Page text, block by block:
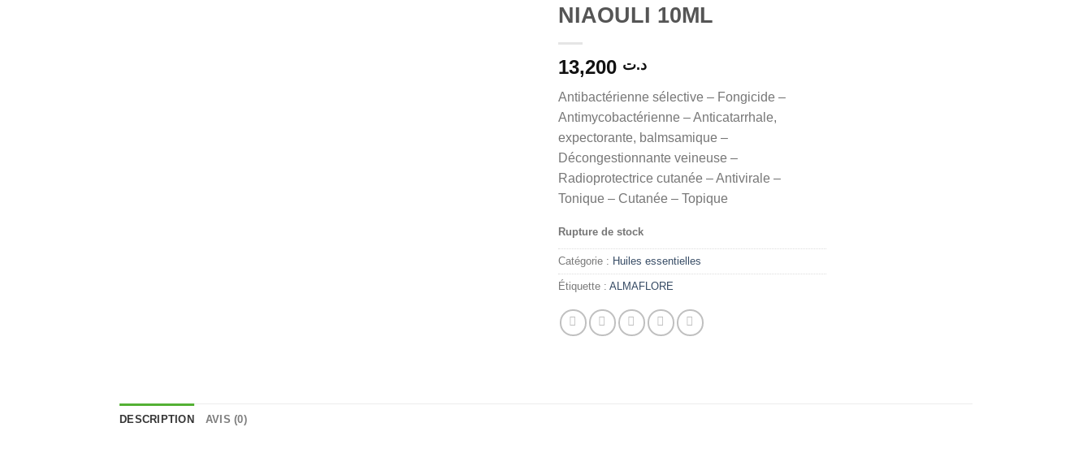
NIAOULI 10ML
د.ت
Antibactérienne sélective – Fongicide –
Antimycobactérienne – Anticatarrhale,
expectorante, balmsamique –
Décongestionnante veineuse –
Radioprotectrice cutanée – Antivirale –
Tonique – Cutanée – Topique
Rupture de stock
Catégorie : Huiles essentielles
Étiquette : ALMAFLORE
DESCRIPTION AVIS (0)